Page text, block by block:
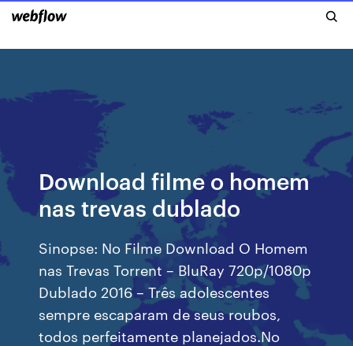
Download filme o homem
nas trevas dublado
Sinopse: No Filme Download O Homem
nas Trevas Torrent – BluRay 720p/1080p
Dublado 2016 – Três adolescentes
sempre escaparam de seus roubos,
todos perfeitamente planejados.No